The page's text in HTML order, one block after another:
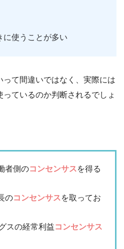
使うことが多い
って間違いではなく、実際には
ているのか判断されるでしょ
者側のコンセンサス を得る
のコンセンサス を取ってお
スの経常利益コンセンサス